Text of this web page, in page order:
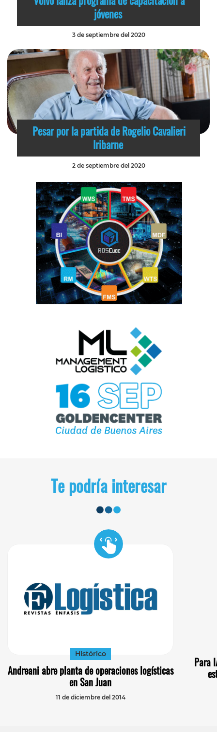
jóvenes
3 de septiembre del 2020
Pesar por la partida de Rogelio Cavalieri
Iribarne
2 de septiembre del 2020
Te podría interesar
Histórico
Andreani abre planta de operaciones logísticas
en San Juan
11 de diciembre del 2014
Para